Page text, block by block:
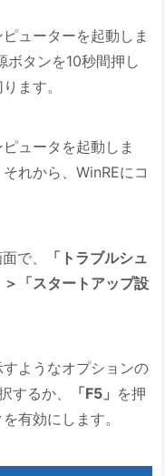
ューターを起動しま
タンを10秒間押し
ます。
ュータを起動しま
れから、WinREにコ
で、
「トラブルシュ
「スタートアップ設
ようなオプションの
するか、 「F5」 を押
有効にします。